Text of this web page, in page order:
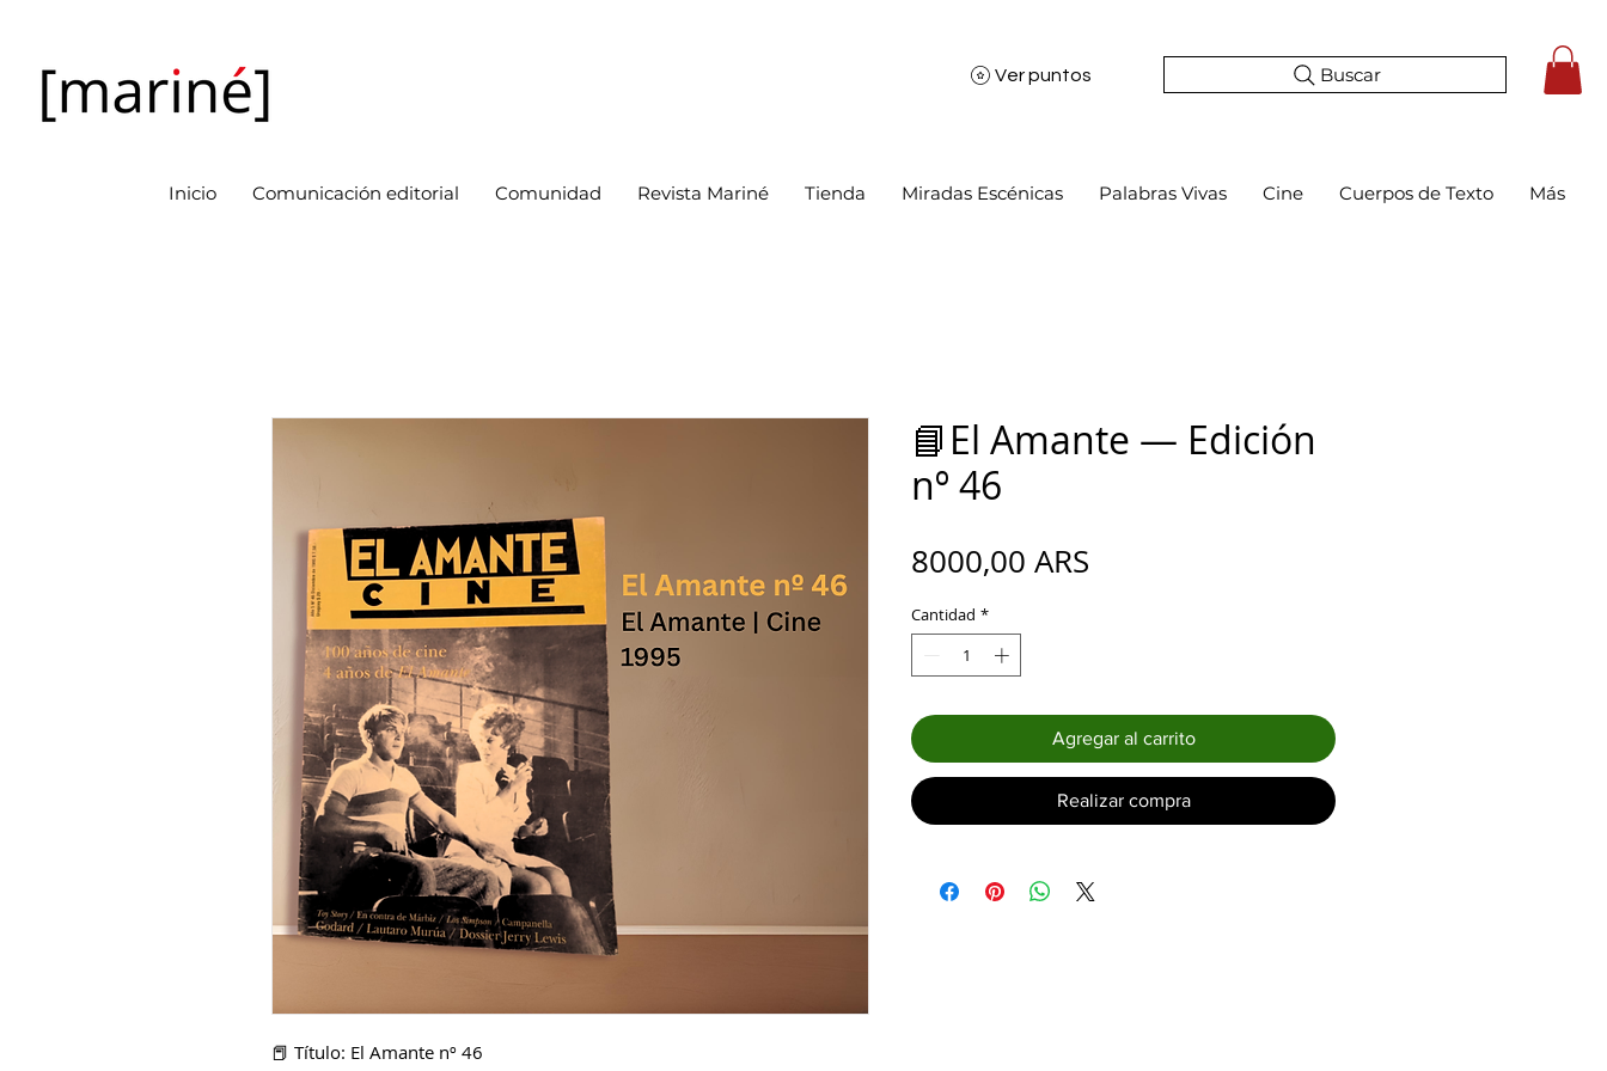
Ver puntos Buscar
Inicio Comunicación editorial Comunidad Revista Mariné Tienda Miradas Escénicas Palabras Vivas Cine Cuerpos de Texto Más
📕 Título: El Amante nº 46
📘El Amante — Edición
nº 46
8000,00 ARS
Cantidad *
Agregar al carrito
Realizar compra